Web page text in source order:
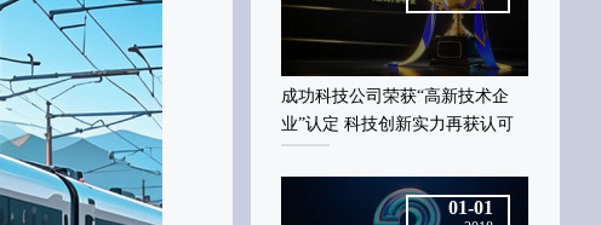
成功科技公司荣获“高新技术企
业”认定 科技创新实力再获认可
成功科技公司荣获“高新技术企
业”认定 科技创新实力再获认可
01-01